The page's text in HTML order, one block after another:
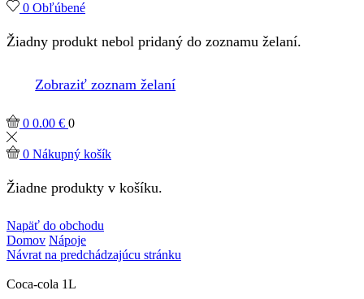
0 Obľúbené
Žiadny produkt nebol pridaný do zoznamu želaní.
Zobraziť zoznam želaní
0 0.00 € 0
0 Nákupný košík
Žiadne produkty v košíku.
Napäť do obchodu
Domov Nápoje
Návrat na predchádzajúcu stránku
Coca-cola 1L